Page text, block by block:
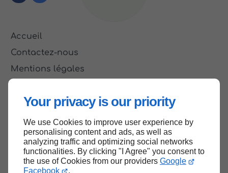
Your privacy is our priority
We use Cookies to improve user experience by
personalising content and ads, as well as
analyzing traffic and optimizing social networks
functionalities. By clicking "I Agree" you consent to
the use of Cookies from our providers Google
Facebook
.
Accueil
Contactez-nous
Mentions légales
Haut de page